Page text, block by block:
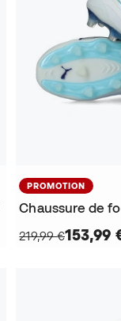
PROMOTION
219,99 €153,99